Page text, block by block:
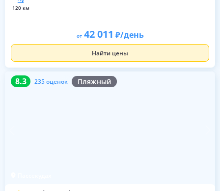
120 км
от 42 011 /день
Найти цены
8.3 235 оценок Пляжный
8.3 235 оценок